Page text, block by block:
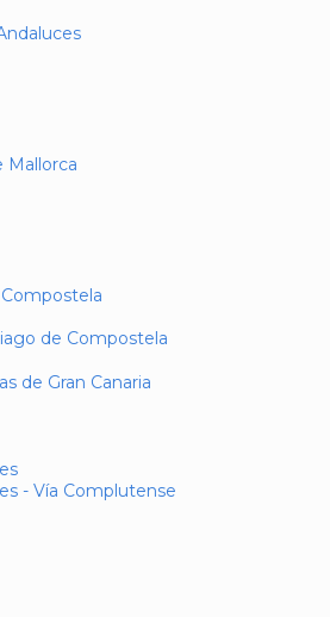
Mallorca
de Compostela
de Gran Canaria
- Vía Complutense